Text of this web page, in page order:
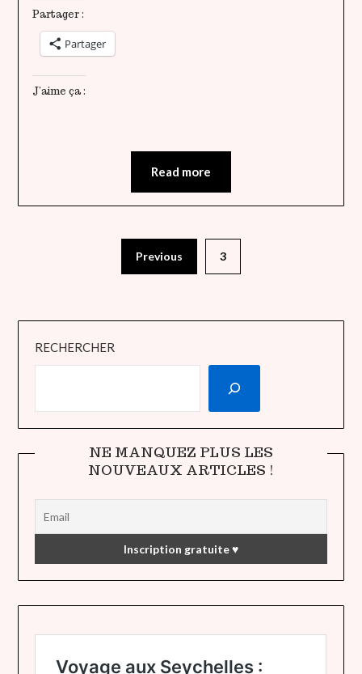
Partager :
Partager
J’aime ça :
Read more
Previous 3
RECHERCHER
NE MANQUEZ PLUS LES
NOUVEAUX ARTICLES !